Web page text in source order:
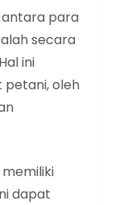
antara para
secara
ini
oleh
dapat